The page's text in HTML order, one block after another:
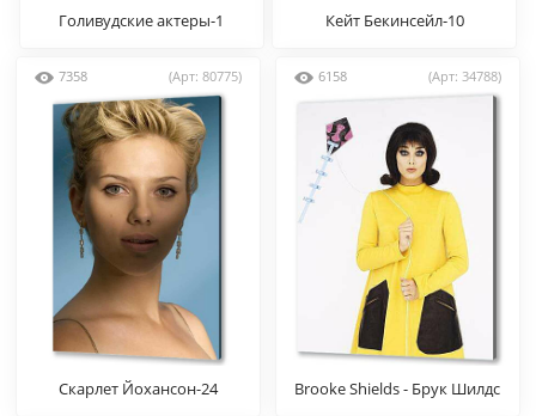
Голивудские актеры-1 Кейт Бекинсейл-10
7358 (Арт: 80775)
Скарлет Йохансон-24
6158 (Арт: 34788)
Brooke Shields - Брук Шилдс